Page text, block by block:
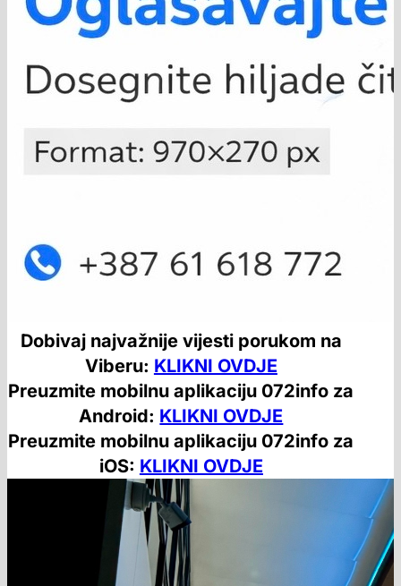
Dobivaj najvažnije vijesti porukom na
Viberu: KLIKNI OVDJE
Preuzmite mobilnu aplikaciju 072info za
Android: KLIKNI OVDJE
Preuzmite mobilnu aplikaciju 072info za
iOS: KLIKNI OVDJE